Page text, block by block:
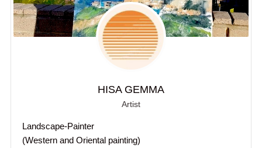
HISA GEMMA
Artist
Landscape-Painter
(Western and Oriental painting)